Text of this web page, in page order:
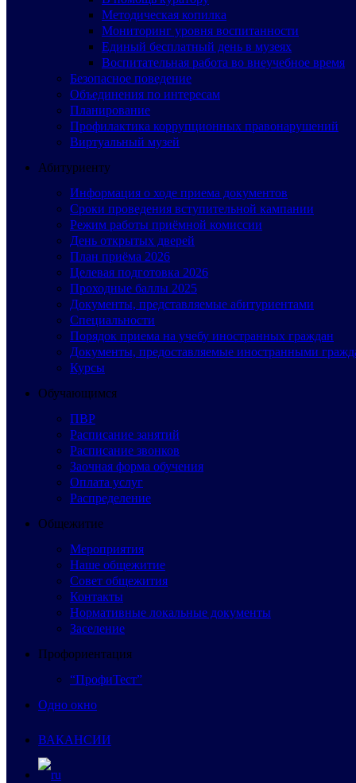
Методическая копилка
Мониторинг уровня воспитанности
Единый бесплатный день в музеях
Воспитательная работа во внеучебное время
Безопасное поведение
Объединения по интересам
Планирование
Профилактика коррупционных правонарушений
Виртуальный музей
Абитуриенту
Информация о ходе приема документов
Сроки проведения вступительной кампании
Режим работы приёмной комиссии
День открытых дверей
План приёма 2026
Целевая подготовка 2026
Проходные баллы 2025
Документы, представляемые абитуриентами
Специальности
Порядок приема на учебу иностранных граждан
Документы, предоставляемые иностранными
Курсы
Обучающимся
ПВР
Расписание занятий
Расписание звонков
Заочная форма обучения
Оплата услуг
Распределение
Общежитие
Мероприятия
Наше общежитие
Совет общежития
Контакты
Нормативные локальные документы
Заселение
Профориентация
“ПрофиТест”
Одно окно
ВАКАНСИИ